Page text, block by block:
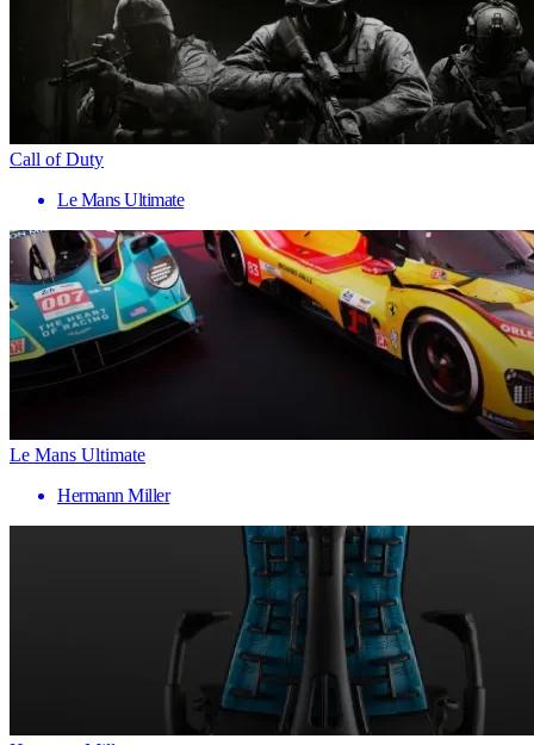
Call of Duty
Le Mans Ultimate
Le Mans Ultimate
Hermann Miller